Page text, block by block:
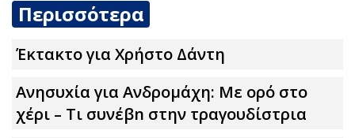
Περισσότερα
Έκτακτο για Χρήστο Δάντη
Ανησυxία για Ανδρομάχη: Με ορό στο
χέρι – Τι συνέβn στην τραγουδίστρια